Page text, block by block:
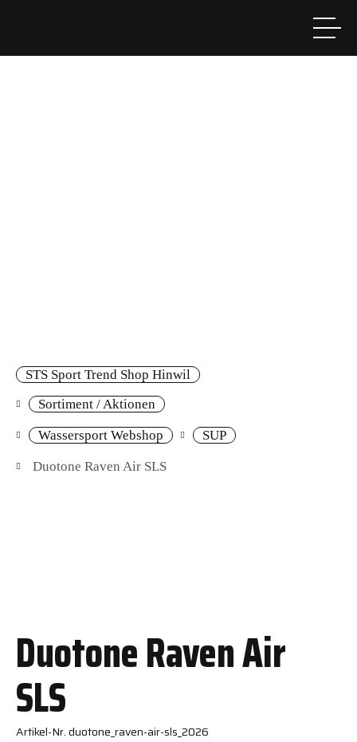
STS Sport Trend Shop Hinwil
Sortiment / Aktionen
Wassersport Webshop SUP
Duotone Raven Air SLS
Duotone Raven Air
SLS
Artikel-Nr. duotone_raven-air-sls_2026